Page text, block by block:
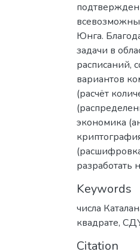
Юнга.
задачи в
расписаний,
вариантов
(расчёт
экономика
Keywords
числа
квадрате,
Citation